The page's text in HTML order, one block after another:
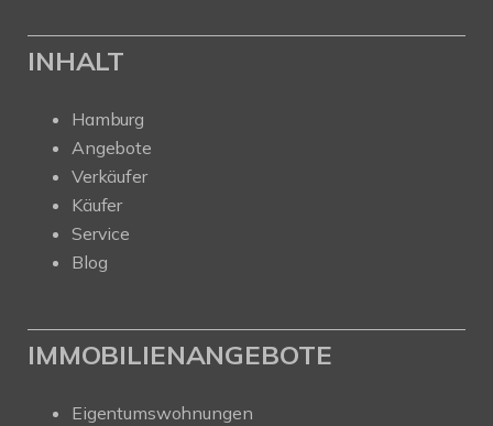
INHALT
Hamburg
Angebote
Verkäufer
Käufer
Service
Blog
IMMOBILIENANGEBOTE
Eigentumswohnungen